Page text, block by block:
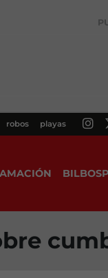
robos playas